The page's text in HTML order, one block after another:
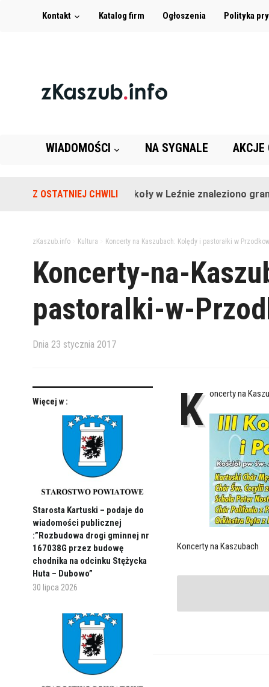
Kontakt Katalog firm Ogłoszenia Polityka
WIADOMOŚCI NA SYGNALE AKCJE
Z OSTATNIEJ CHWILI
Na terenie szkoły w Leźnie znaleziono granat!
zKaszub.info> Kultura Koncerty na Kaszubach: Kolędy i pastorałki w
Koncerty-na-
pastoralki-w-
Dnia 23 stycznia 2017
Więcej w :
Starosta Kartuski – podaje do
wiadomości publicznej
:”Rozbudowa drogi gminnej nr
167038G przez budowę
chodnika na odcinku Stężycka
Huta – Dubowo”
30 lipca 2026
K oncerty na
Koncerty na Kaszubach